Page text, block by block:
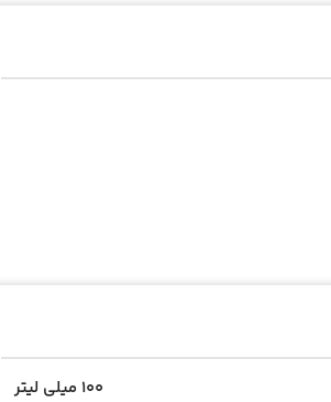
۱۰۰ میلی لیتر